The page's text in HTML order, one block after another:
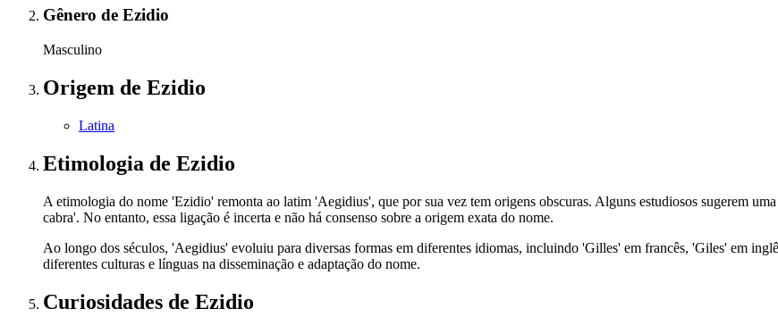
Gênero de Ezidio
Masculino
Origem de Ezidio
Latina
Etimologia de Ezidio
A etimologia do nome 'Ezidio' remonta ao latim 'Aegidius', que por sua vez tem origens obscuras. Alguns estudiosos sugerem
cabra'. No entanto, essa ligação é incerta e não há consenso sobre a origem exata do nome.
Ao longo dos séculos, 'Aegidius' evoluiu para diversas formas em diferentes idiomas, incluindo 'Gilles' em francês, 'Giles' em
diferentes culturas e línguas na disseminação e adaptação do nome.
Curiosidades de Ezidio